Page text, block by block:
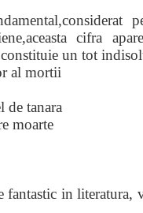
cifra
constituie un tot
al mortii
de tanara
moarte
in literatura,